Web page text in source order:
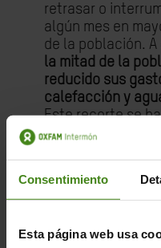
Consentimiento
Esta página web usa
retrasar o
algún mes en
de la población.
la mitad de la
reducido sus
calefacción y
Este recorte se
intensidad en el
Además, en el
la población ha
(dentista,gafas